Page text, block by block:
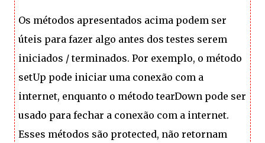
Os métodos apresentados acima podem ser
úteis para fazer algo antes dos testes serem
iniciados / terminados. Por exemplo, o método
setUp pode iniciar uma conexão com a
internet, enquanto o método tearDown pode ser
usado para fechar a conexão com a internet.
Esses métodos são protected, não retornam